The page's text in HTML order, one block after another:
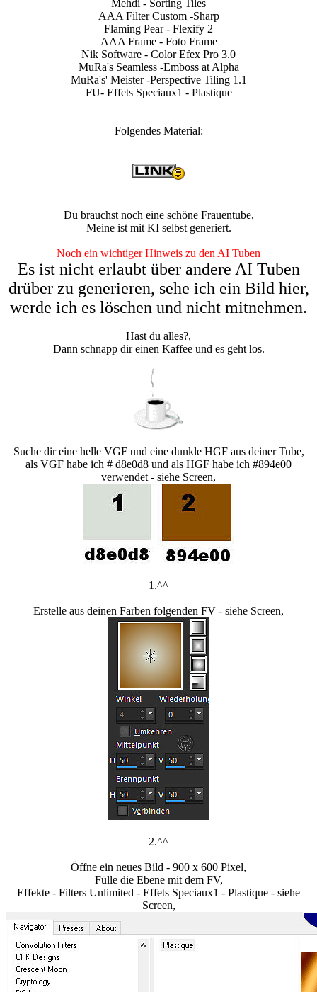
Mehdi - Sorting Tiles
AAA Filter Custom -Sharp
Flaming Pear - Flexify 2
AAA Frame - Foto Frame
Nik Software - Color Efex Pro 3.0
MuRa's Seamless -Emboss at Alpha
MuRa's' Meister -Perspective Tiling 1.1
FU- Effets Speciaux1 - Plastique
Folgendes Material:
Du brauchst noch eine schöne Frauentube,
Meine ist mit KI selbst generiert.
Noch ein wichtiger Hinweis zu den AI Tuben
Es ist nicht erlaubt über andere AI Tuben
drüber zu generieren, sehe ich ein Bild hier,
werde ich es löschen und nicht mitnehmen.
Hast du alles?,
Dann schnapp dir einen Kaffee und es geht los.
Suche dir eine helle VGF und eine dunkle HGF aus deiner Tube,
als VGF habe ich # d8e0d8 und als HGF habe ich #894e00
verwendet - siehe Screen,
1.^^
Erstelle aus deinen Farben folgenden FV - siehe Screen,
2.^^
Öffne ein neues Bild - 900 x 600 Pixel,
Fülle die Ebene mit dem FV,
Effekte - Filters Unlimited - Effets Speciaux1 - Plastique - siehe
Screen,